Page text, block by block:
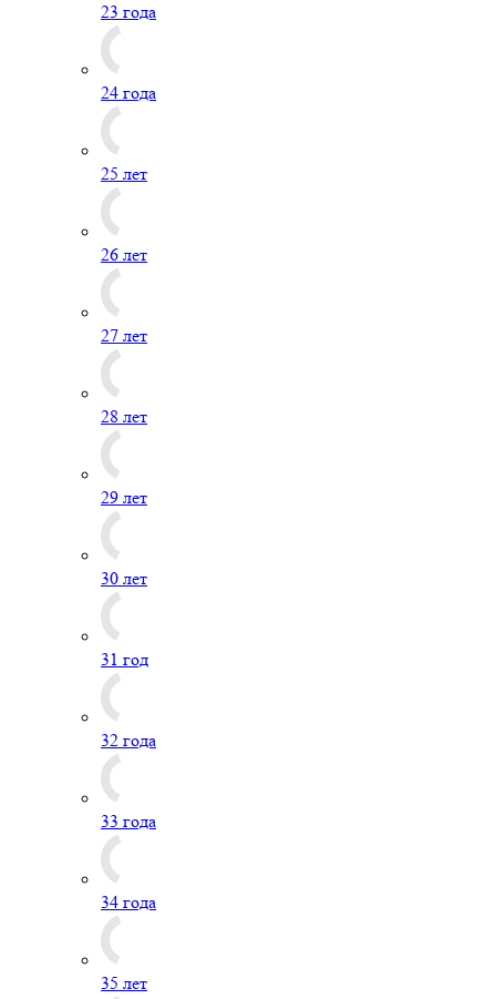
23 года
24 года
25 лет
26 лет
27 лет
28 лет
29 лет
30 лет
31 год
32 года
33 года
34 года
35 лет